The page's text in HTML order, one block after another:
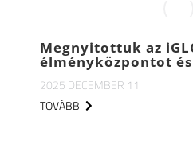
Megnyitottuk az
élményközpontot
2025 DECEMBER 11
TOVÁBB